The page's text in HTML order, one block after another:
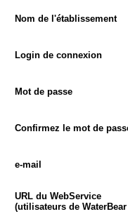
Nom de l'établissement
Login de connexion
Mot de passe
Confirmez le mot de
e-mail
URL du WebService
(utilisateurs de